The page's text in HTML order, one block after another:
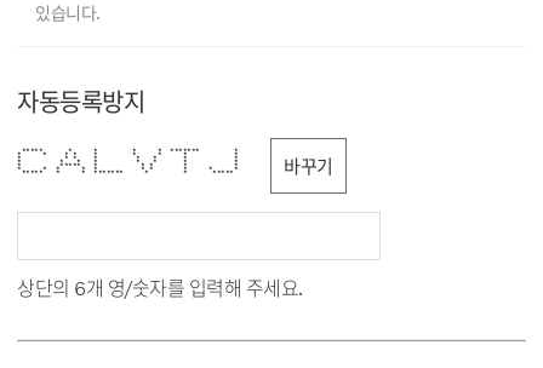
있습니다.
자동등록방지
***** * * * * ******* *
* * * * * * * * *
* * * * * * * *
* * * * * * * *
* ***** * * * * *
* * * * * * * * * *
***** * * ******* * * ***** 바꾸기
상단의 6개 영/숫자를 입력해 주세요.